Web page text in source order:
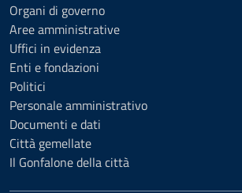
Organi di governo
Aree amministrative
Uffici in evidenza
Enti e fondazioni
Politici
Personale amministrativo
Documenti e dati
Città gemellate
Il Gonfalone della città